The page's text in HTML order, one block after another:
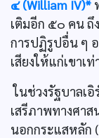
๔ (William IV)*
เติมอีก ๕๐ คน ถึ
การปฏิรูปอื่น ๆ
เสียงให้แก่เขาเท่
ในช่วงรัฐบาลเ
เสรีภาพทางศา
นอกกระแสหลัก